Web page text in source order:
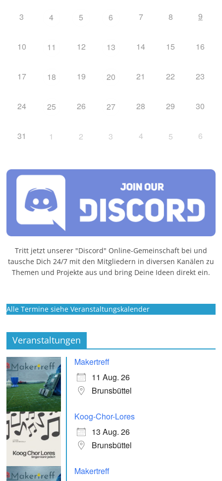
3 4 5 6 7 8 9
10 11 12 13 14 15 16
17 18 19 20 21 22 23
24 25 26 27 28 29 30
31 1 2 3 4 5 6
Tritt jetzt unserer "Discord" Online-Gemeinschaft bei und
tausche Dich 24/7 mit den Mitgliedern in diversen Kanälen zu
Themen und Projekte aus und bring Deine Ideen direkt ein.
Alle Termine siehe Veranstaltungskalender
Veranstaltungen
Makertreff
11 Aug. 26
Brunsbüttel
Koog-Chor-Lores
13 Aug. 26
Brunsbüttel
Makertreff